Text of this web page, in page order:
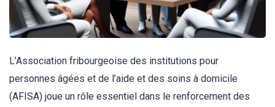
L’Association fribourgeoise des institutions pour
personnes âgées et de l’aide et des soins à domicile
(AFISA) joue un rôle essentiel dans le renforcement des